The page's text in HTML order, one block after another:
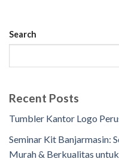
Search
Recent Posts
Tumbler Kantor Logo
Seminar Kit Banjarmasin:
Murah & Berkualitas